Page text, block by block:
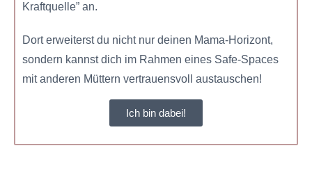
Kraftquelle” an.
Dort erweiterst du nicht nur deinen Mama-Horizont,
sondern kannst dich im Rahmen eines Safe-Spaces
mit anderen Müttern vertrauensvoll austauschen!
Ich bin dabei!